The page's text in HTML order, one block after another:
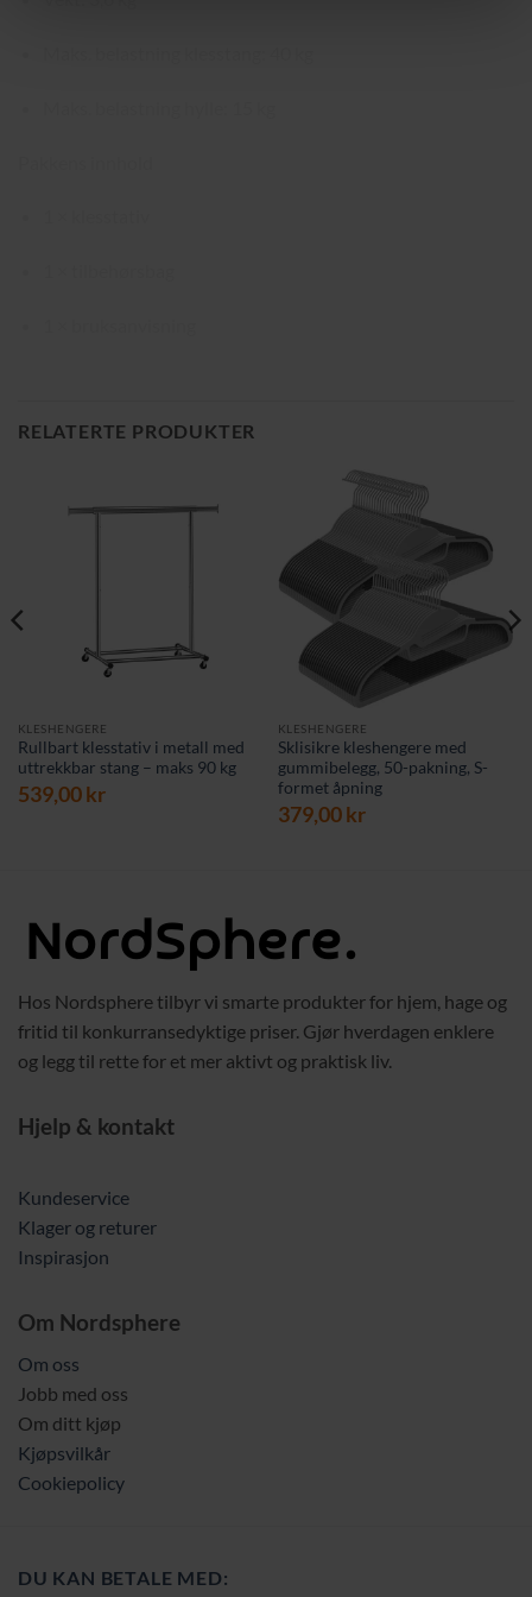
RELATERTE PRODUKTER
KLESHENGERE
Rullbart klesstativ i metall med
uttrekkbar stang – maks 90 kg
539,00kr
KLESHENGERE
Skli­sikre kleshengere med
gummibelegg, 50-pakning, S-
formet åpning
379,00kr
Hos Nordsphere tilbyr vi smarte produkter for hjem, hage og
fritid til konkurransedyktige priser. Gjør hverdagen enklere
og legg til rette for et mer aktivt og praktisk liv.
Hjelp & kontakt
Kundeservice
Klager og returer
Inspirasjon
Om Nordsphere
Om oss
Jobb med oss
Om ditt kjøp
Kjøpsvilkår
Cookiepolicy
DU KAN BETALE MED: